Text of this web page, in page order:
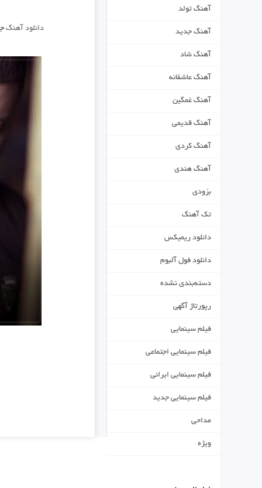
دانلود آهنگ
آهنگ تولد
آهنگ جدید
آهنگ شاد
آهنگ عاشقانه
آهنگ غمگین
آهنگ قدیمی
آهنگ کردی
آهنگ هندی
بزودی
تک آهنگ
دانلود ریمیکس
دانلود فول آلبوم
دسته‌بندی نشده
رپورتاژ آگهی
فیلم سینمایی
فیلم سینمایی اجتماعی
فیلم سینمایی ایرانی
فیلم سینمایی جدید
مداحی
ویژه